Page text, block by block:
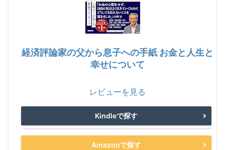
経済評論家の父から息子への手紙 お金と人生と
幸せについて
レビューを見る
Kindleで探す
Amazonで探す